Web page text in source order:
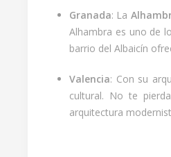
Granada: La
Alhambra es uno de
barrio del Albaicín
Valencia: Con su
cultural. No te
arquitectura